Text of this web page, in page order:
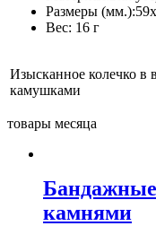
Размеры (мм.):
Вес: 16 г
Изысканное колечко в
камушками
товары месяца
Бандажные
камнями